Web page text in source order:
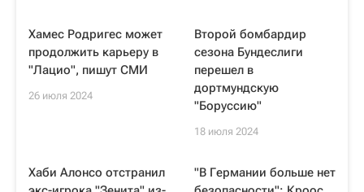
Хамес Родригес может
продолжить карьеру в
"Лацио", пишут СМИ
26 июля 2024
Второй бомбардир
сезона Бундеслиги
перешел в
дортмундскую
"Боруссию"
18 июля 2024
Хаби Алонсо отстранил
"В Германии больше нет